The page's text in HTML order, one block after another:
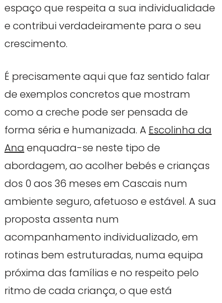
espaço que respeita a sua individualidade
e contribui verdadeiramente para o seu
crescimento.
É precisamente aqui que faz sentido falar
de exemplos concretos que mostram
como a creche pode ser pensada de
forma séria e humanizada. A Escolinha da
Ana enquadra-se neste tipo de
abordagem, ao acolher bebés e crianças
dos 0 aos 36 meses em Cascais num
ambiente seguro, afetuoso e estável. A sua
proposta assenta num
acompanhamento individualizado, em
rotinas bem estruturadas, numa equipa
próxima das famílias e no respeito pelo
ritmo de cada criança, o que está